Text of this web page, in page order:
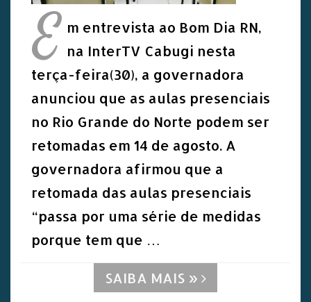
E m entrevista ao Bom Dia RN,
na InterTV Cabugi nesta
terça-feira(30), a governadora
anunciou que as aulas presenciais
no Rio Grande do Norte podem ser
retomadas em 14 de agosto. A
governadora afirmou que a
retomada das aulas presenciais
“passa por uma série de medidas
porque tem que …
SAIBA MAIS »